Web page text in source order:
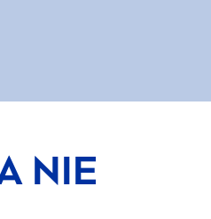
NIE